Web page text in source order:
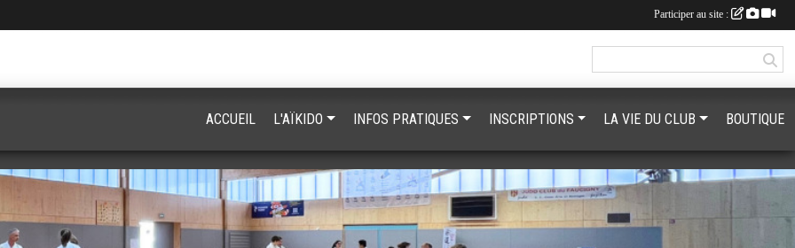
ACCUEIL L'AÏKIDO INFOS PRATIQUES INSCRIPTIONS LA VIE DU CLUB BOUTIQUE
Participer au site :